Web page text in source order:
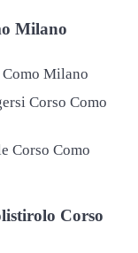
Milano
Milano
Corso Como
Corso Como
Corso